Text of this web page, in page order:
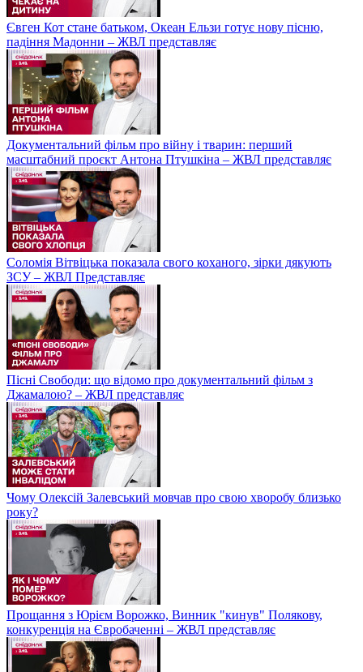
Євген Кот стане батьком, Океан Ельзи готує нову пісню,
падіння Мадонни – ЖВЛ представляє
Документальний фільм про війну і тварин: перший
масштабний проєкт Антона Птушкіна – ЖВЛ представляє
Соломія Вітвіцька показала свого коханого, зірки дякують
ЗСУ – ЖВЛ Представляє
Пісні Свободи: що відомо про документальний фільм з
Джамалою? – ЖВЛ представляє
Чому Олексій Залевський мовчав про свою хворобу близько
року?
Прощання з Юрієм Ворожко, Винник "кинув" Полякову,
конкуренція на Євробаченні – ЖВЛ представляє